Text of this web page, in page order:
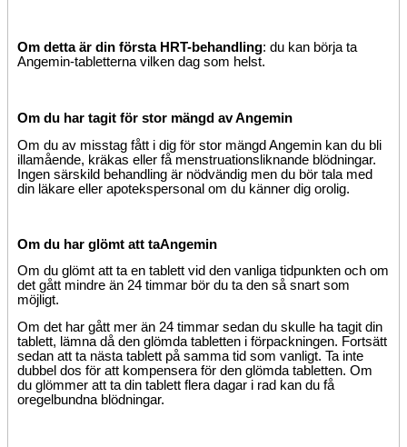
Om detta är din första HRT-behandling: du kan börja ta
Angemin-tabletterna vilken dag som helst.
Om du har tagit för stor mängd av Angemin
Om du av misstag fått i dig för stor mängd Angemin kan du bli
illamående, kräkas eller få menstruationsliknande blödningar.
Ingen särskild behandling är nödvändig men du bör tala med
din läkare eller apotekspersonal om du känner dig orolig.
Om du har glömt att taAngemin
Om du glömt att ta en tablett vid den vanliga tidpunkten och om
det gått mindre än 24 timmar bör du ta den så snart som
möjligt.
Om det har gått mer än 24 timmar sedan du skulle ha tagit din
tablett, lämna då den glömda tabletten i förpackningen. Fortsätt
sedan att ta nästa tablett på samma tid som vanligt. Ta inte
dubbel dos för att kompensera för den glömda tabletten. Om
du glömmer att ta din tablett flera dagar i rad kan du få
oregelbundna blödningar.